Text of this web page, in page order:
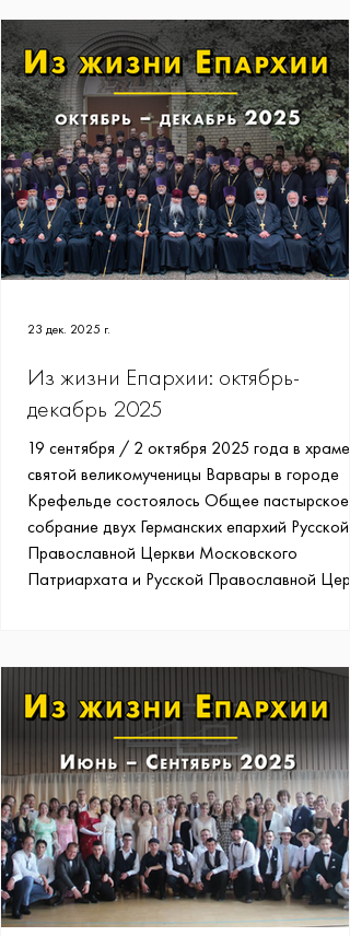
католической семье. Получил высшее
образование и трудился инженером садо-
паркого хозяйства сначала в Баварии,
земле Гессен, в частности во Франкфурте-
Майне. С супругой Софией (рожд. Sophie Re
Из жизни Епархии: октябрь-
декабрь 2025
19 сентября / 2 октября 2025 года в храме
святой великомученицы Варвары в городе
Крефельде состоялось Общее пастырское
собрание двух Германских епархий Русской
Православной Церкви Московского
Патриархата и Русской Православной
23 дек. 2025 г.